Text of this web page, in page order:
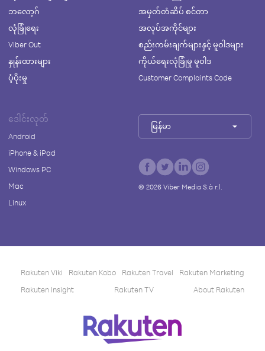
ဘလော့ဂ်
လုံခြုံရေး
Viber Out
နှုန်းထားများ
ပံ့ပိုးမှု
အမှတ်တံဆိပ် စင်တာ
အလုပ်အကိုင်များ
စည်းကမ်းချက်များနှင့် မူဝါဒများ
ကိုယ်ရေးလုံခြုံမှု မူဝါဒ
Customer Complaints Code
ဒေါင်းလုတ်
Android
iPhone & iPad
Windows PC
Mac
Linux
မြန်မာ
© 2026Viber Media S.à r.l.
Rakuten Viki Rakuten Kobo Rakuten Travel
Rakuten Marketing
Rakuten Insight
Rakuten TV About Rakuten